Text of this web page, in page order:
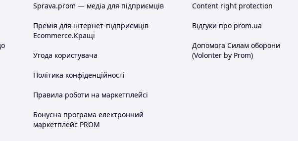
Sprava.prom — медіа для підприємців
Премія для інтернет-підприємців
Ecommerce.Кращі
Угода користувача
Політика конфіденційності
Правила роботи на маркетплейсі
Бонусна програма електронний
маркетплейс PROM
Content right protection
Відгуки про prom.ua
Допомога Силам оборони
(Volonter by Prom)